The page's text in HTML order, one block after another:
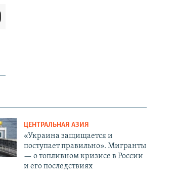
ЦЕНТРАЛЬНАЯ АЗИЯ
«Украина защищается и
поступает правильно». Мигранты
— о топливном кризисе в России
и его последствиях